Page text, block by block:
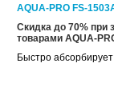
AQUA-PRO FS-
Скидка до 70% при
товарами AQUA-
Быстро